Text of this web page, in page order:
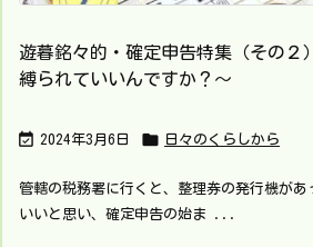
遊暮銘々的・確定申告特集（その２
縛られていいんですか？～
 2024年3月6日  日々のくらしから
管轄の税務署に行くと、整理券の発行機が
いいと思い、確定申告の始ま ...